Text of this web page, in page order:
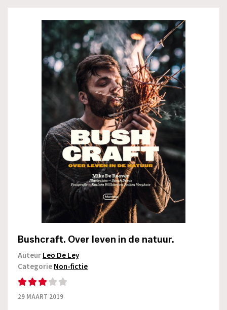
Bushcraft. Over leven in de natuur.
AuteurLeo De Ley
CategorieNon-fictie
29 MAART 2019